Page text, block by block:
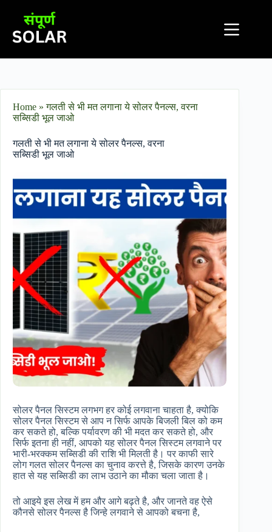
Home »गलती से भी मत लगाना ये सोलर पैनल्स, वरना
सब्सिडी भूल जाओ
गलती से भी मत लगाना ये सोलर पैनल्स, वरना
सब्सिडी भूल जाओ
सोलर पैनल सिस्टम लगभग हर कोई लगवाना चाहता है, क्योकि
सोलर पैनल सिस्टम से आप न सिर्फ आपके बिजली बिल को कम
कर सकते हो, बल्कि पर्यावरण की भी मदत कर सकते हो, और
सिर्फ इतना ही नहीं, आपको यह सोलर पैनल सिस्टम लगवाने पर
भारी-भरक्कम सब्सिडी की राशि भी मिलती है। पर काफी सारे
लोग गलत सोलर पैनल्स का चुनाव करत्ते है, जिसके कारण उनके
हात से यह सब्सिडी का लाभ उठाने का मौका चला जाता है।
तो आइये इस लेख में हम और आगे बढ़ते है, और जानते वह ऐसे
कौनसे सोलर पैनल्स है जिन्हे लगवाने से आपको बचना है,